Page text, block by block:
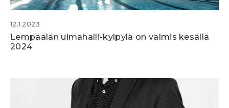
12.1.2023
Lempäälän uimahalli-kylpylä on valmis kesällä
2024